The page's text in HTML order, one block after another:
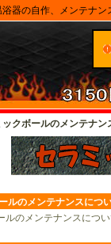
の自作、メンテナン
ックボールのメンテナン
ルのメンテナンスにつ
のメンテナンスにつ